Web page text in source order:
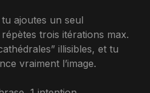
ajoutes un seul
trois itérations max.
illisibles, et tu
vraiment l’image.